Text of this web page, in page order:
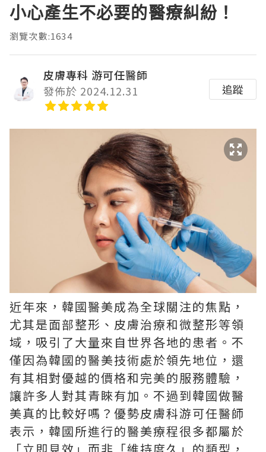
小心產生不必要的醫療糾紛！
瀏覽次數:1634
皮膚專科 游可任醫師
發佈於 2024.12.31
追蹤
近年來，韓國醫美成為全球關注的焦點，
尤其是面部整形、皮膚治療和微整形等領
域，吸引了大量來自世界各地的患者。不
僅因為韓國的醫美技術處於領先地位，還
有其相對優越的價格和完美的服務體驗，
讓許多人對其青睞有加。不過到韓國做醫
美真的比較好嗎？優勢皮膚科游可任醫師
表示，韓國所進行的醫美療程很多都屬於